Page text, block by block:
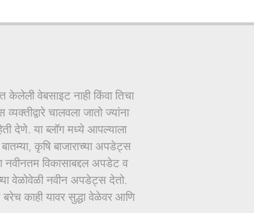
वेबसाइट नाही किंवा तिचा
चालवला जातो ज्यांना
देणे. या ब्लॉग मध्ये आपल्याला
कृषि बाजाराच्या अपडेट्स
नवीनतम विकासाबद्दल अपडेट व
वेळोवेळी नवीन अपडेट्स देतो.
काही यावर सुद्धा वेळेवर आणि